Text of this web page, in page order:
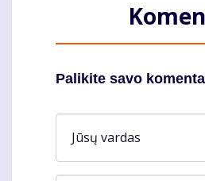
Palikite savo
Jūsų vardas